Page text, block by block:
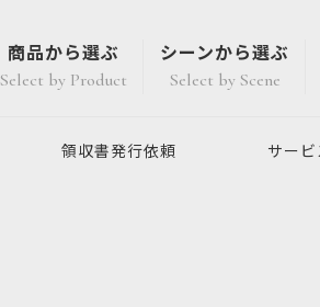
商品から選ぶ
Select by Product
シーンから選ぶ
Select by Scene
領収書発行依頼 サー